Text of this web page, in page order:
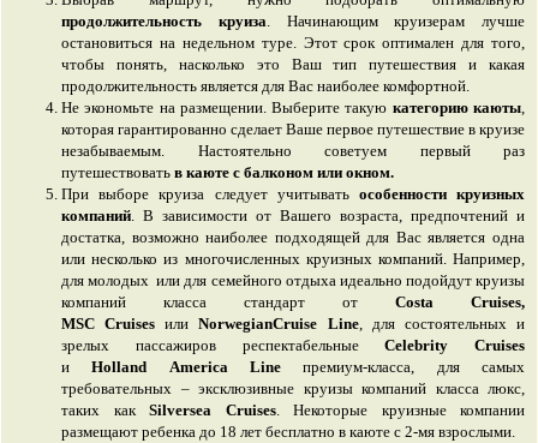
продолжительность круиза. Начинающим круизерам лучше
остановиться на недельном туре. Этот срок оптимален для того,
чтобы понять, насколько это Ваш тип путешествия и какая
продолжительность является для Вас наиболее комфортной.
Не экономьте на размещении. Выберите такую категорию каюты,
которая гарантированно сделает Ваше первое путешествие в круизе
незабываемым. Настоятельно советуем первый раз
путешествовать в каюте с балконом или окном.
При выборе круиза следует учитывать особенности круизных
компаний. В зависимости от Вашего возраста, предпочтений и
достатка, возможно наиболее подходящей для Вас является одна
или несколько из многочисленных круизных компаний. Например,
для молодых или для семейного отдыха идеально подойдут круизы
компаний класса стандарт от Costa Cruises,
MSC Cruises илиNorwegianCruise Line, для состоятельных и
зрелых пассажиров респектабельныеCelebrity Cruises
иHolland America Line премиум-класса, для самых
требовательных – эксклюзивные круизы компаний класса люкс,
таких как Silversea Cruises. Некоторые круизные компании
размещают ребенка до 18 лет бесплатно в каюте с 2-мя взрослыми.